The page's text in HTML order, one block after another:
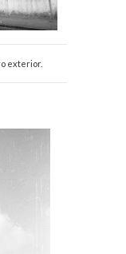
exterior.